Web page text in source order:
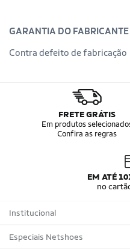
GARANTIA DO FABRICANTE
Contra defeito de fabricação
FRETE GRÁTIS
Em produtos
Confira as regras
EM ATÉ
no
Institucional
Sobre a Netshoes
Especiais Netshoes